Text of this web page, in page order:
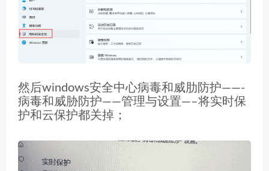
然后windows安全中心病毒和威肋防护——-
病毒和威胁防护——管理与设置—–将实时保
护和云保护都关掉；